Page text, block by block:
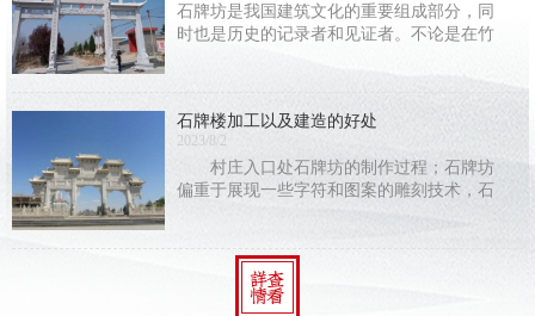
石牌坊是我国建筑文化的重要组成部分，同
时也是历史的记录者和见证者。不论是在竹
限，唯有在石头上刻字，才能长久地保存下
分，结合建筑
石牌楼加工以及建造的好处
2023/8/2
村庄入口处石牌坊的制作过程；石牌坊
偏重于展现一些字符和图案的雕刻技术，石